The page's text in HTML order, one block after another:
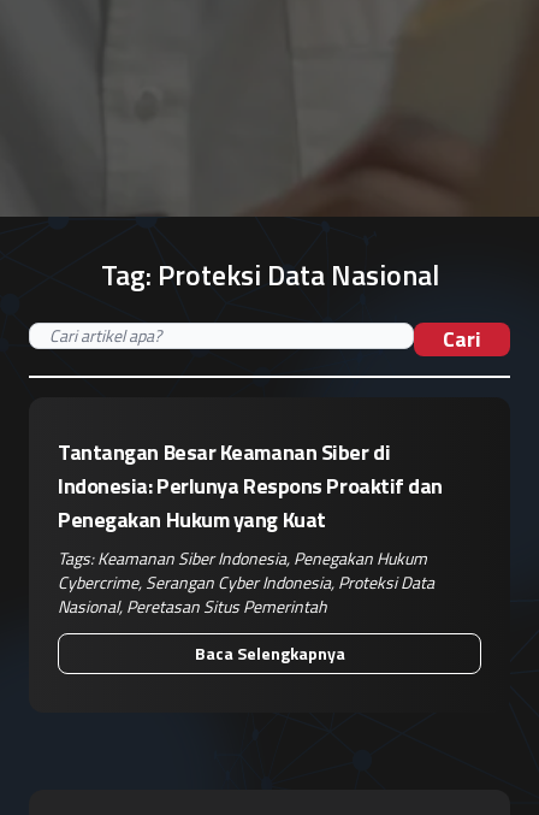
Tag: Proteksi Data Nasional
Cari
Tantangan Besar Keamanan Siber di
Indonesia: Perlunya Respons Proaktif dan
Penegakan Hukum yang Kuat
Tags:Keamanan Siber Indonesia,Penegakan Hukum
Cybercrime,Serangan Cyber Indonesia,Proteksi Data
Nasional,Peretasan Situs Pemerintah
Baca Selengkapnya